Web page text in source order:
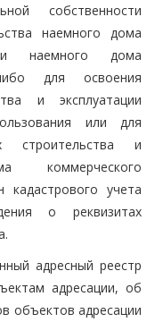
собственности
наемного дома
наемного дома
для освоения
и эксплуатации
или для
строительства и
коммерческого
кадастрового учета
о реквизитах
адресный реестр
адресации, об
объектов адресации